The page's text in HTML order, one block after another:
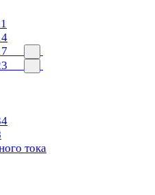
тока